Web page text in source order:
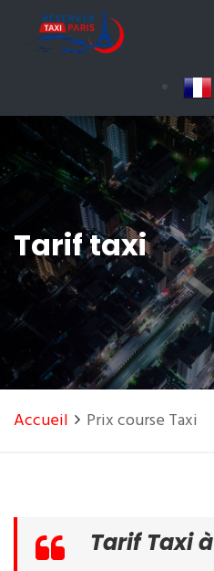
Tarif taxi
Accueil Prix course Taxi
Tarif Taxi à